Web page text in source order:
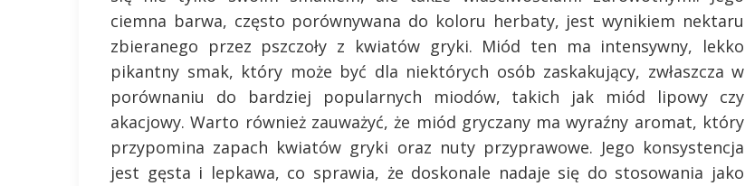
ciemna barwa, często porównywana do koloru herbaty, jest wynikiem nektaru
zbieranego przez pszczoły z kwiatów gryki. Miód ten ma intensywny, lekko
pikantny smak, który może być dla niektórych osób zaskakujący, zwłaszcza w
porównaniu do bardziej popularnych miodów, takich jak miód lipowy czy
akacjowy. Warto również zauważyć, że miód gryczany ma wyraźny aromat, który
przypomina zapach kwiatów gryki oraz nuty przyprawowe. Jego konsystencja
jest gęsta i lepkawa, co sprawia, że doskonale nadaje się do stosowania jako